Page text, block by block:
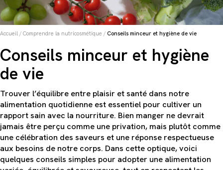
Accueil / Comprendre la nutricosmétique / Conseils minceur et hygiène de vie
Conseils minceur et hygiène
de vie
Trouver l’équilibre entre plaisir et santé dans notre
alimentation quotidienne est essentiel pour cultiver un
rapport sain avec la nourriture. Bien manger ne devrait
jamais être perçu comme une privation, mais plutôt comme
une célébration des saveurs et une réponse respectueuse
aux besoins de notre corps. Dans cette optique, voici
quelques conseils simples pour adopter une alimentation